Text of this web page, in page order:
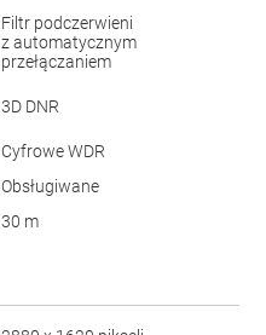
Filtr podczerwieni
z automatycznym
przełączaniem
3D DNR
Cyfrowe WDR
Obsługiwane
30 m